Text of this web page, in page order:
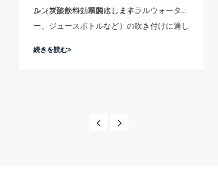
シンプルかつ効率的にします。
ル（炭酸飲料、精製水、ミネラルウォータ
ー、ジュースボトルなど）の吹き付けに適し
続きを読む